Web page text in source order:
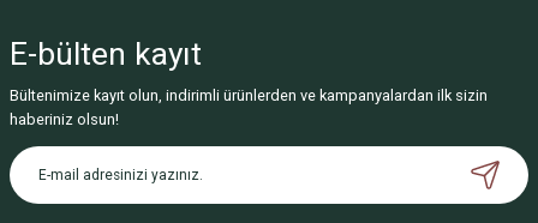
Deneyimini Paylaş
E-bülten kayıt
Bültenimize kayıt olun, indirimli ürünlerden ve kampanyalardan ilk sizin
haberiniz olsun!